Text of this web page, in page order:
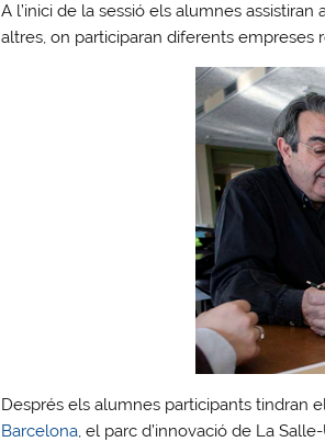
A l’inici de la sessió els alumnes
altres, on participaran diferents empreses
Després els alumnes participants tindran
Barcelona , el parc d’innovació de La